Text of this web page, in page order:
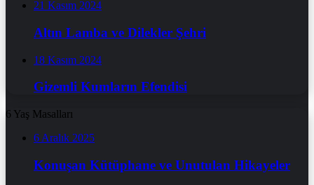
21 Kasım 2024
Altın Lamba ve Dilekler Şehri
18 Kasım 2024
Gizemli Kumların Efendisi
6 Yaş Masalları
6 Aralık 2025
Konuşan Kütüphane ve Unutulan Hikayeler